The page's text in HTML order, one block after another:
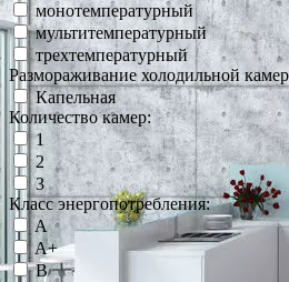
монотемпературный
мультитемпературный
трехтемпературный
Размораживание холодильной
Капельная
Количество камер:
1
2
3
Класс энергопотребления:
A
A+
B